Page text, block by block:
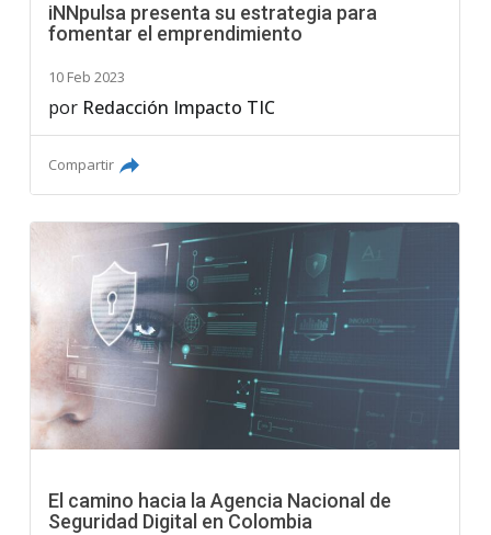
iNNpulsa presenta su estrategia para
fomentar el emprendimiento
10 Feb 2023
por Redacción Impacto TIC
Compartir
El camino hacia la Agencia Nacional de
Seguridad Digital en Colombia